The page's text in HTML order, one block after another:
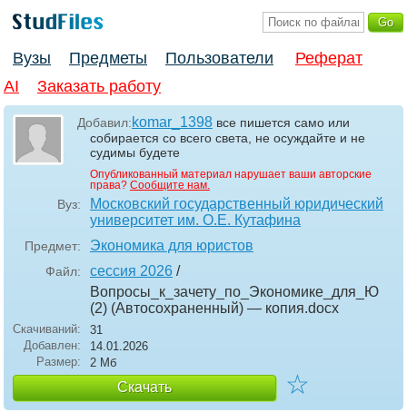
Вузы Предметы Пользователи
Реферат
AI
Заказать работу
Добавил:komar_1398 все пишется само или
собирается со всего света, не осуждайте и не
судимы будете
Опубликованный материал нарушает ваши авторские
права? Сообщите нам.
Вуз:
Московский государственный юридический
университет им. О.Е. Кутафина
Предмет: Экономика для юристов
Файл: сессия 2026 /
Вопросы_к_зачету_по_Экономике_для_Ю
(2) (Автосохраненный) — копия.docx
Скачиваний:
31
Добавлен:
14.01.2026
Размер:
2 Мб
Скачать ☆